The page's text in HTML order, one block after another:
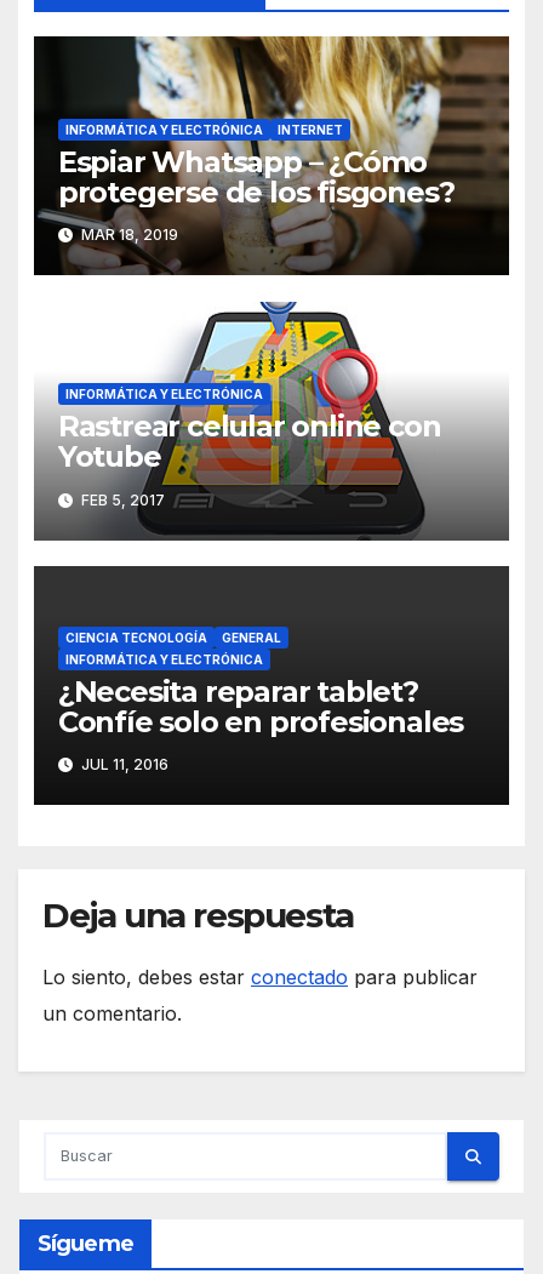
INFORMÁTICA Y ELECTRÓNICA INTERNET
Espiar Whatsapp – ¿Cómo
protegerse de los fisgones?
MAR 18, 2019
INFORMÁTICA Y ELECTRÓNICA
Rastrear celular online con
Yotube
FEB 5, 2017
CIENCIA TECNOLOGÍA
GENERAL
INFORMÁTICA Y ELECTRÓNICA
¿Necesita reparar tablet?
Confíe solo en profesionales
JUL 11, 2016
Deja una respuesta
Lo siento, debes estar conectado para publicar
un comentario.
Sígueme